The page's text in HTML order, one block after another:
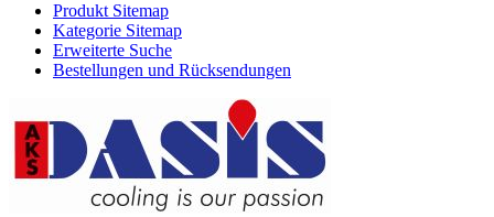
Produkt Sitemap
Kategorie Sitemap
Erweiterte Suche
Bestellungen und Rücksendungen